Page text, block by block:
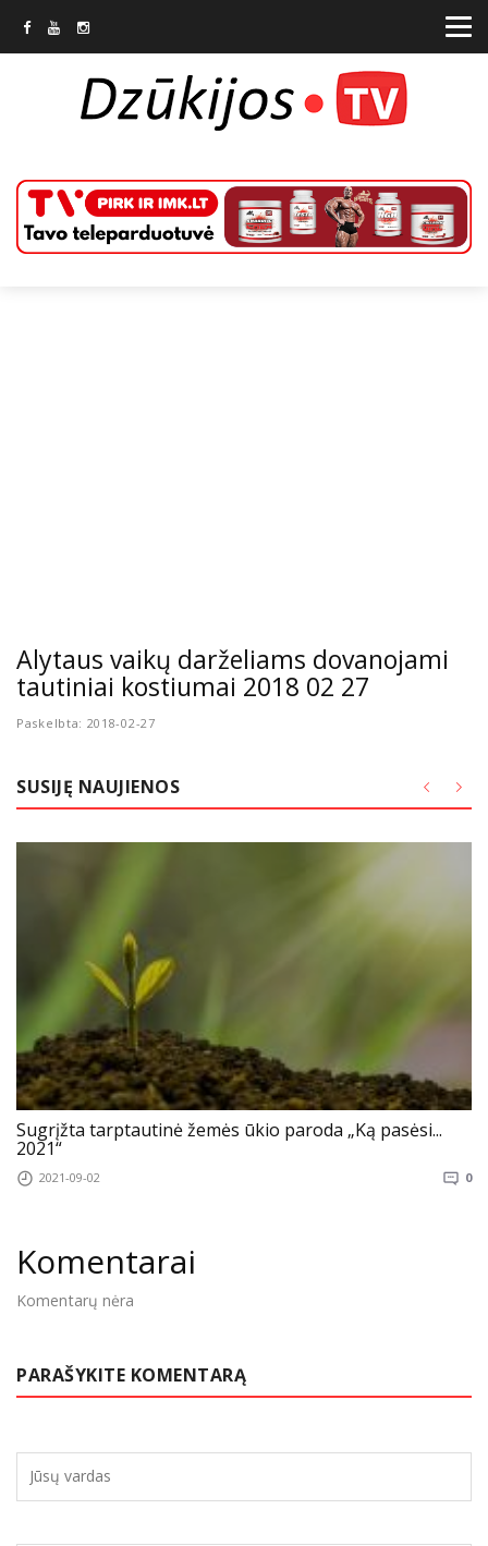
Alytaus vaikų darželiams dovanojami
tautiniai kostiumai 2018 02 27
Paskelbta: 2018-02-27
SUSIJĘ NAUJIENOS
Sugrįžta tarptautinė žemės ūkio paroda „Ką pasėsi...
2021“
2021-09-02 0
Komentarai
Komentarų nėra
PARAŠYKITE KOMENTARĄ